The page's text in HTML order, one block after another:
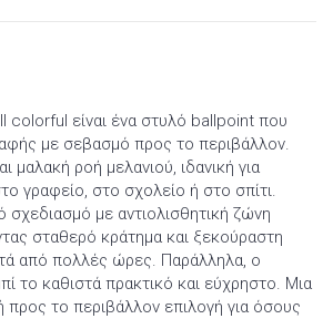
colorful είναι ένα στυλό ballpoint που
με σεβασμό προς το περιβάλλον.
μαλακή ροή μελανιού, ιδανική για
γραφείο, στο σχολείο ή στο σπίτι.
σχεδιασμό με αντιολισθητική ζώνη
σταθερό κράτημα και ξεκούραστη
από πολλές ώρες. Παράλληλα, ο
το καθιστά πρακτικό και εύχρηστο. Μια
προς το περιβάλλον επιλογή για όσους